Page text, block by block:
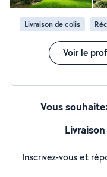
Livraison de colis
Voir le
Vous
Inscrivez-vous et